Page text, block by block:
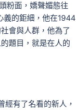
粉面，嬌聲媚態往
義的鉅細，他在1944
會與人群，他為了
題目，就是在人的
有了名看的新人，